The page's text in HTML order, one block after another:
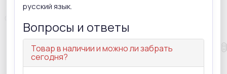
русский язык.
Вопросы и ответы
Товар в наличии и можно ли забрать
сегодня?